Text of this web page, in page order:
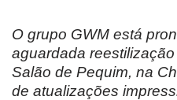
O grupo GWM está
aguardada
Salão de Pequim, na
de atualizações